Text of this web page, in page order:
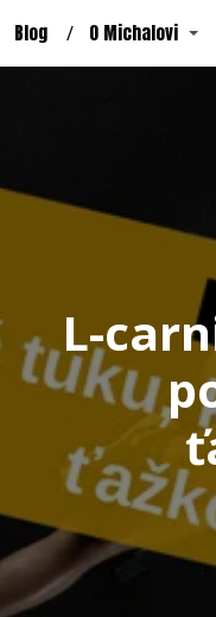
Blog O Michalovi
L-